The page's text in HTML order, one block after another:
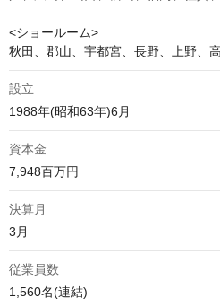
<ショールーム>
秋田、郡山、宇都宮、長野、上野、
設立
1988年(昭和63年)6月
資本金
7,948百万円
決算月
3月
従業員数
1,560名(連結)